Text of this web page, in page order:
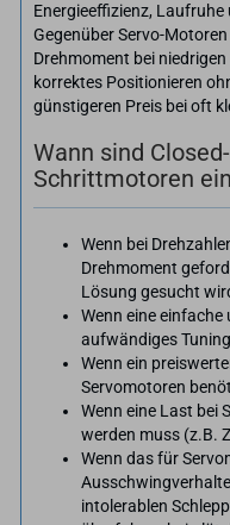
Energieeffizienz,
Gegenüber Servo-
Drehmoment bei
korrektes Positionieren
günstigeren Preis bei oft
Wann sind
Schrittmotoren
Wenn bei
Drehmoment
Lösung gesucht
Wenn eine
aufwändiges
Wenn ein
Servomotoren
Wenn eine Last bei
werden muss (z.B.
Wenn das für
intolerablen